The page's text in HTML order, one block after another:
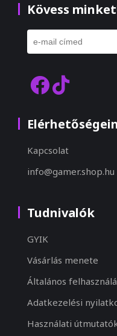
Kövess
Kapcsolat
info@gamer.shop.hu
Tudnivalók
GYIK
Vásárlás menete
Általános
Adatkezelési
Használati